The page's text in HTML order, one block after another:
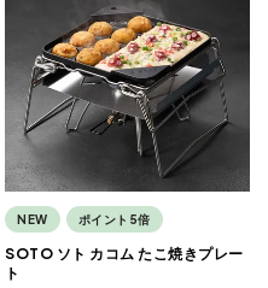
NEW ポイント5倍
SOTO ソト カコム たこ焼きプレー
ト